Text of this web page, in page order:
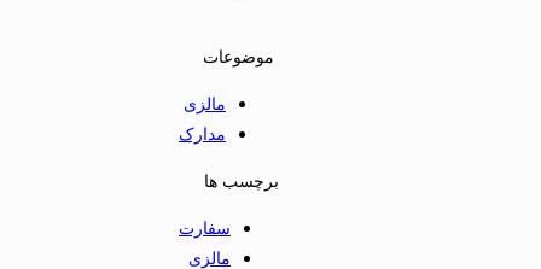
موضوعات
مالزی
مدارک
برچسب ها
سفارت
مالزی